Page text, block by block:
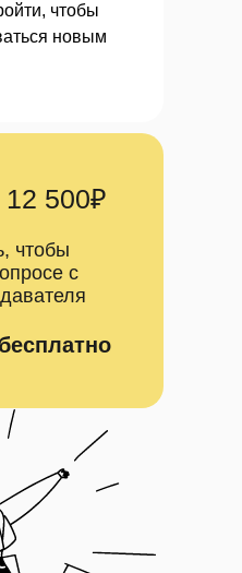
чтобы
новым
500₽
чтобы
с